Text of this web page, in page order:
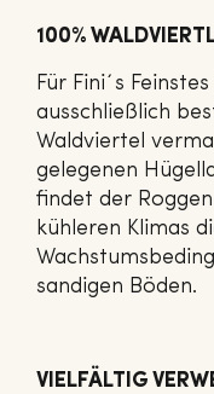
100%
Für Fini´s
ausschließlich
Waldviertel
gelegenen
findet der
kühleren Klimas
sandigen Böden.
VIELFÄLTIG